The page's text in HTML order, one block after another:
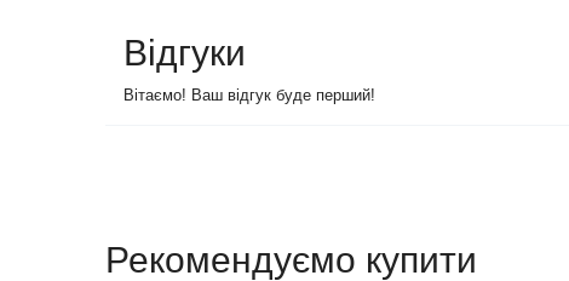
Відгуки
Вітаємо! Ваш відгук буде перший!
Рекомендуємо купити